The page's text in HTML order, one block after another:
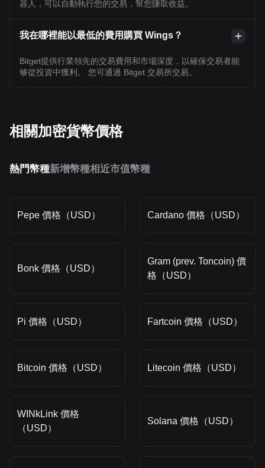
器人，可以自動執行您的交易，幫您賺取收益。
我在哪裡能以最低的費用購買 Wings？
Bitget提供行業領先的交易費用和市場深度，以確保交易者能
够從投資中獲利。 您可通過 Bitget 交易所交易。
相關加密貨幣價格
熱門幣種新增幣種相近市值幣種
Pepe 價格（USD） Cardano 價格（USD）
Bonk 價格（USD）
Gram (prev. Toncoin) 價
格（USD）
Pi 價格（USD） Fartcoin 價格（USD）
Bitcoin 價格（USD） Litecoin 價格（USD）
WINkLink 價格
（USD）
Solana 價格（USD）